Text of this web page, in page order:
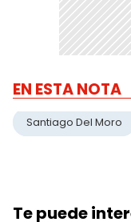
EN ESTA NOTA
Santiago Del Moro